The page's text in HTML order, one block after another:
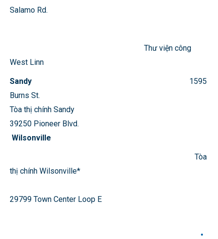
Salamo Rd.
Thư viện công
West Linn
Sandy 1595
Burns St.
Tòa thị chính Sandy
39250 Pioneer Blvd.
Wilsonville
Tòa
thị chính Wilsonville*
29799 Town Center Loop E